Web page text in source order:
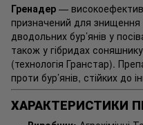
Гренадер —
призначений для
дводольних бур’янів у
також у гібридах
(технологія Гранстар).
проти бур’янів, стійких до
ХАРАКТЕРИСТИКИ